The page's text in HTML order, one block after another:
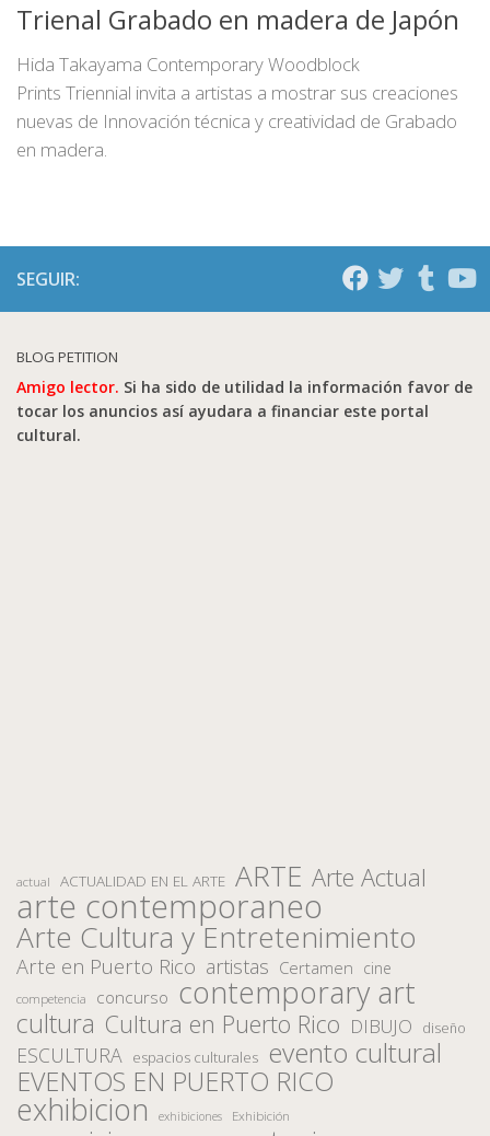
Trienal Grabado en madera de Japón
Hida Takayama Contemporary Woodblock
Prints Triennial invita a artistas a mostrar sus creaciones
nuevas de Innovación técnica y creatividad de Grabado
en madera.
SEGUIR:
BLOG PETITION
Amigo lector. Si ha sido de utilidad la información favor de
tocar los anuncios así ayudara a financiar este portal
cultural.
actual ACTUALIDAD EN EL ARTE ARTE Arte Actual
arte contemporaneo
Arte Cultura y Entretenimiento
Arte en Puerto Rico artistas Certamen cine
competencia concurso contemporary art
cultura Cultura en Puerto Rico DIBUJO diseño
ESCULTURA espacios culturales evento cultural
EVENTOS EN PUERTO RICO
exhibicion exhibiciones Exhibición